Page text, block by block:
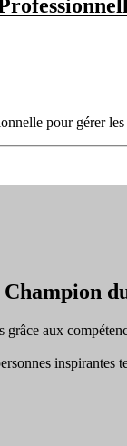
pour gérer
aux
inspirantes